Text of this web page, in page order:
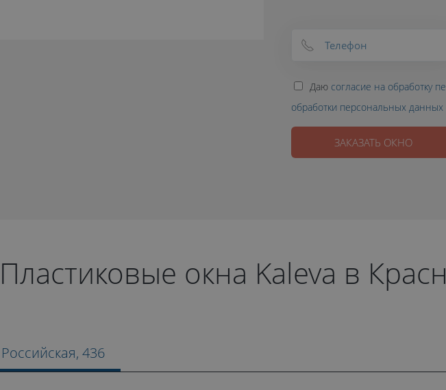
Даю согласие на обработку
обработки персональных данных
ЗАКАЗАТЬ ОКНО
Пластиковые окна Kaleva в
436